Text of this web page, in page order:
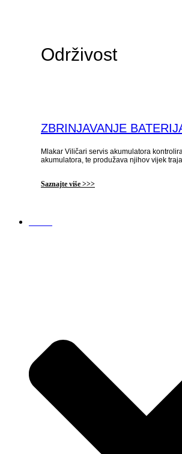
Održivost
ZBRINJAVANJE
Mlakar Viličari servis akumulatora
akumulatora, te produžava njihov vijek
Saznajte više >>>